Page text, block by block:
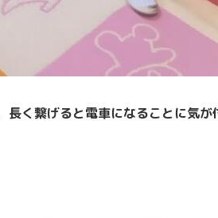
く繋げると電車になることに気